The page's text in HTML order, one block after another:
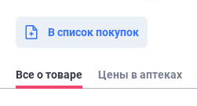
В список покупок
Все о товаре Цены в аптеках